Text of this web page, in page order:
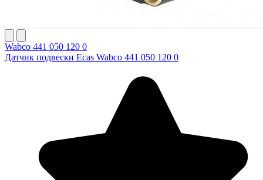
Wabco 441 050 120 0
Датчик подвески Ecas Wabco 441 050 120 0